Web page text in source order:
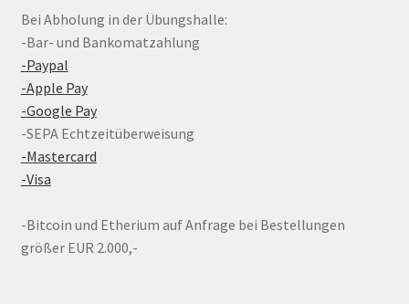
Bei Abholung in der Übungshalle:
-Bar- und Bankomatzahlung
-Paypal
-Apple Pay
-Google Pay
-SEPA Echtzeitüberweisung
-Mastercard
-Visa
-Bitcoin und Etherium auf Anfrage bei Bestellungen
größer EUR 2.000,-